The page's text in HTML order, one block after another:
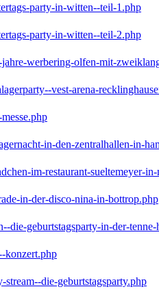
party-in-witten--teil-1.php
party-in-witten--teil-2.php
werbering-olfen-mit-
vest-arena-
in-den-zentralhallen-in-
im-restaurant-sueltemeyer-
in-der-disco-nina-in-bottrop.php
die-geburtstagsparty-in-der-tenne-
konzert.php
stream--die-geburtstagsparty.php